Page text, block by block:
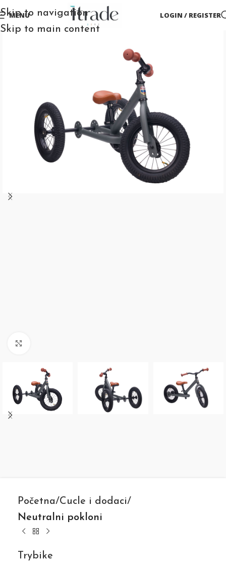
Skip to navigation
Skip to main content
MENU LOGIN / REGISTER
Početna Cucle i dodaci
Neutralni pokloni
Trybike